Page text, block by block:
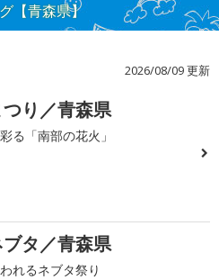
【青森県】
2026/08/09 更新
り／青森県
る「南部の花火」
タ／青森県
れるネブタ祭り